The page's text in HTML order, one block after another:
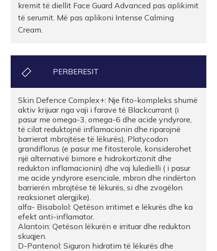
kremit të diellit Face Guard Advanced pas aplikimit
të serumit. Më pas aplikoni Intense Calming
Cream.
PERBERESIT
Skin Defence Complex+: Nje fito-kompleks shumë
aktiv krijuar nga vaji i farave të Blackcurrant (i
pasur me omega-3, omega-6 dhe acide yndyrore,
të cilat reduktojnë inflamacionin dhe riparojnë
barrierat mbrojtëse të lëkurës), Platycodon
grandiflorus (e pasur me fitosterole, konsiderohet
një alternativë bimore e hidrokortizonit dhe
redukton inflamacionin) dhe vaj luledielli ( i pasur
me acide yndyrore esenciale, mbron dhe rindërton
barrierën mbrojtëse të lëkurës, si dhe zvogëlon
reaksionet alergjike).
alfa- Bisabolol: Qetëson irritimet e lëkurës dhe ka
efekt anti-inflamator.
Alantoin: Qetëson lëkurën e irrituar dhe redukton
skuqjen.
D-Pantenol: Siguron hidratim të lëkurës dhe